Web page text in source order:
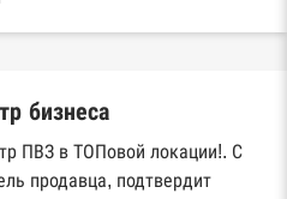
Федеральной
контрактов
бизнеса
ПВЗ в ТОПовой локации!. С
продавца, подтвердит